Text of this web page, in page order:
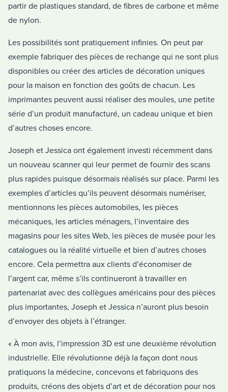
partir de plastiques standard, de fibres de carbone et même
de nylon.
Les possibilités sont pratiquement infinies. On peut par
exemple fabriquer des pièces de rechange qui ne sont plus
disponibles ou créer des articles de décoration uniques
pour la maison en fonction des goûts de chacun. Les
imprimantes peuvent aussi réaliser des moules, une petite
série d’un produit manufacturé, un cadeau unique et bien
d’autres choses encore.
Joseph et Jessica ont également investi récemment dans
un nouveau scanner qui leur permet de fournir des scans
plus rapides puisque désormais réalisés sur place. Parmi les
exemples d’articles qu’ils peuvent désormais numériser,
mentionnons les pièces automobiles, les pièces
mécaniques, les articles ménagers, l’inventaire des
magasins pour les sites Web, les pièces de musée pour les
catalogues ou la réalité virtuelle et bien d’autres choses
encore. Cela permettra aux clients d’économiser de
l’argent car, même s’ils continueront à travailler en
partenariat avec des collègues américains pour des pièces
plus importantes, Joseph et Jessica n’auront plus besoin
d’envoyer des objets à l’étranger.
« À mon avis, l’impression 3D est une deuxième révolution
industrielle. Elle révolutionne déjà la façon dont nous
pratiquons la médecine, concevons et fabriquons des
produits, créons des objets d’art et de décoration pour nos